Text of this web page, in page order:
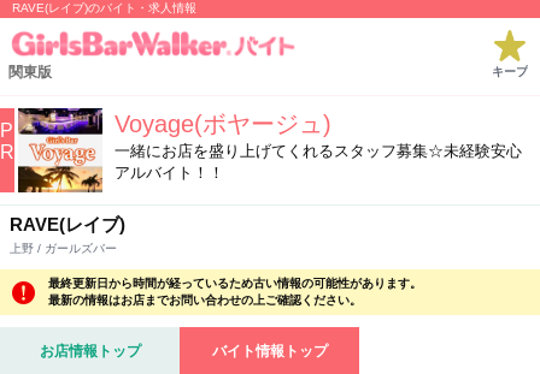
RAVE(レイブ)のバイト・求人情報
関東版 キープ
P
R
Voyage(ボヤージュ)
一緒にお店を盛り上げてくれるスタッフ募集☆未経験安心
アルバイト！！
RAVE(レイブ)
上野 / ガールズバー
最終更新日から時間が経っているため古い情報の可能性があります。
最新の情報はお店までお問い合わせの上ご確認ください。
お店情報トップ バイト情報トップ